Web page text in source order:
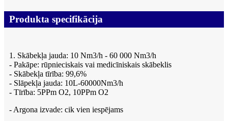
Produkta specifikācija
1. Skābekļa jauda: 10 Nm3/h - 60 000 Nm3/h
- Pakāpe: rūpnieciskais vai medicīniskais skābeklis
- Skābekļa tīrība: 99,6%
- Slāpekļa jauda: 10L-60000Nm3/h
- Tīrība: 5PPm O2, 10PPm O2
- Argona izvade: cik vien iespējams